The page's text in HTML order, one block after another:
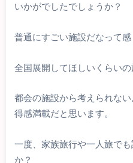
いかがでしたでしょうか？
普通にすごい施設だなって感
全国展開してほしいくらいの
都会の施設から考えられな
得感満載だと思います。
一度、家族旅行や一人旅で
か？